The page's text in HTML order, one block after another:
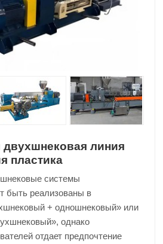
двухшнековая линия
пластика
системы
быть реализованы в
+ одношнековый» или
однако
отдает предпочтение